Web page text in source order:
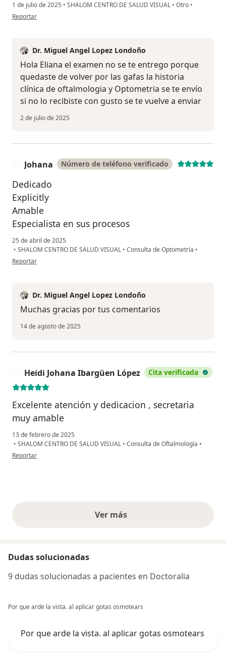
1 de julio de 2025 • SHALOM CENTRO DE SALUD VISUAL • Otro •
en opinión del usuario Eliana sanchez
Reportar
Dr. Miguel Angel Lopez Londoño
Hola Eliana el examen no se te entrego porque
quedaste de volver por las gafas la historia
clínica de oftalmologia y Optometria se te envío
si no lo recibiste con gusto se te vuelve a enviar
2 de julio de 2025
Johana Número de teléfono verificado
Dedicado
Explicitly
Amable
Especialista en sus procesos
25 de abril de 2025
• SHALOM CENTRO DE SALUD VISUAL • Consulta de Optometría •
en opinión del usuario Johana
Reportar
Dr. Miguel Angel Lopez Londoño
Muchas gracias por tus comentarios
14 de agosto de 2025
Heidi Johana Ibargüen López Cita verificada
Excelente atención y dedicacion , secretaria
muy amable
13 de febrero de 2025
• SHALOM CENTRO DE SALUD VISUAL • Consulta de Oftalmología •
en opinión del usuario Heidi Johana Ibargüen López
Reportar
Ver másopiniones anteriores
Dudas solucionadas
9 dudas solucionadas a pacientes en Doctoralia
Por que arde la vista. al aplicar gotas osmotears
Por que arde la vista. al aplicar gotas osmotears